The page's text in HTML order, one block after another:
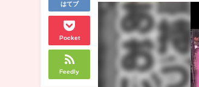
はてブ
Pocket
Feedly